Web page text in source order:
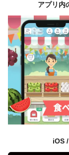
アプリ内
iOS